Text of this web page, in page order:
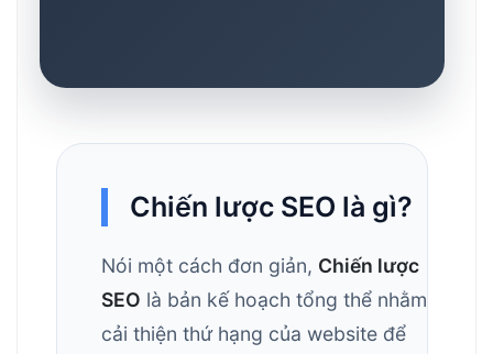
Chiến lược SEO là gì?
Nói một cách đơn giản, Chiến lược
SEO là bản kế hoạch tổng thể nhằm
cải thiện thứ hạng của website để